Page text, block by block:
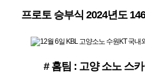
프로토 승부식 2024년도
# 홈팀 : 고양 소노 스